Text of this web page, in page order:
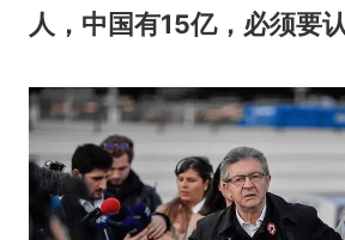
人，中国有15亿，必须要